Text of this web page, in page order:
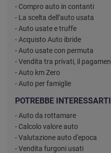
- Compro auto in contanti
- La scelta dell’auto usata
- Auto usate e truffe
- Acquisto Auto ibride
- Auto usate con permuta
- Vendita tra privati, il
- Auto km Zero
- Auto per famiglie
POTREBBE
- Auto da rottamare
- Calcolo valore auto
- Valutazione auto d'epoca
- Vendita furgoni usati